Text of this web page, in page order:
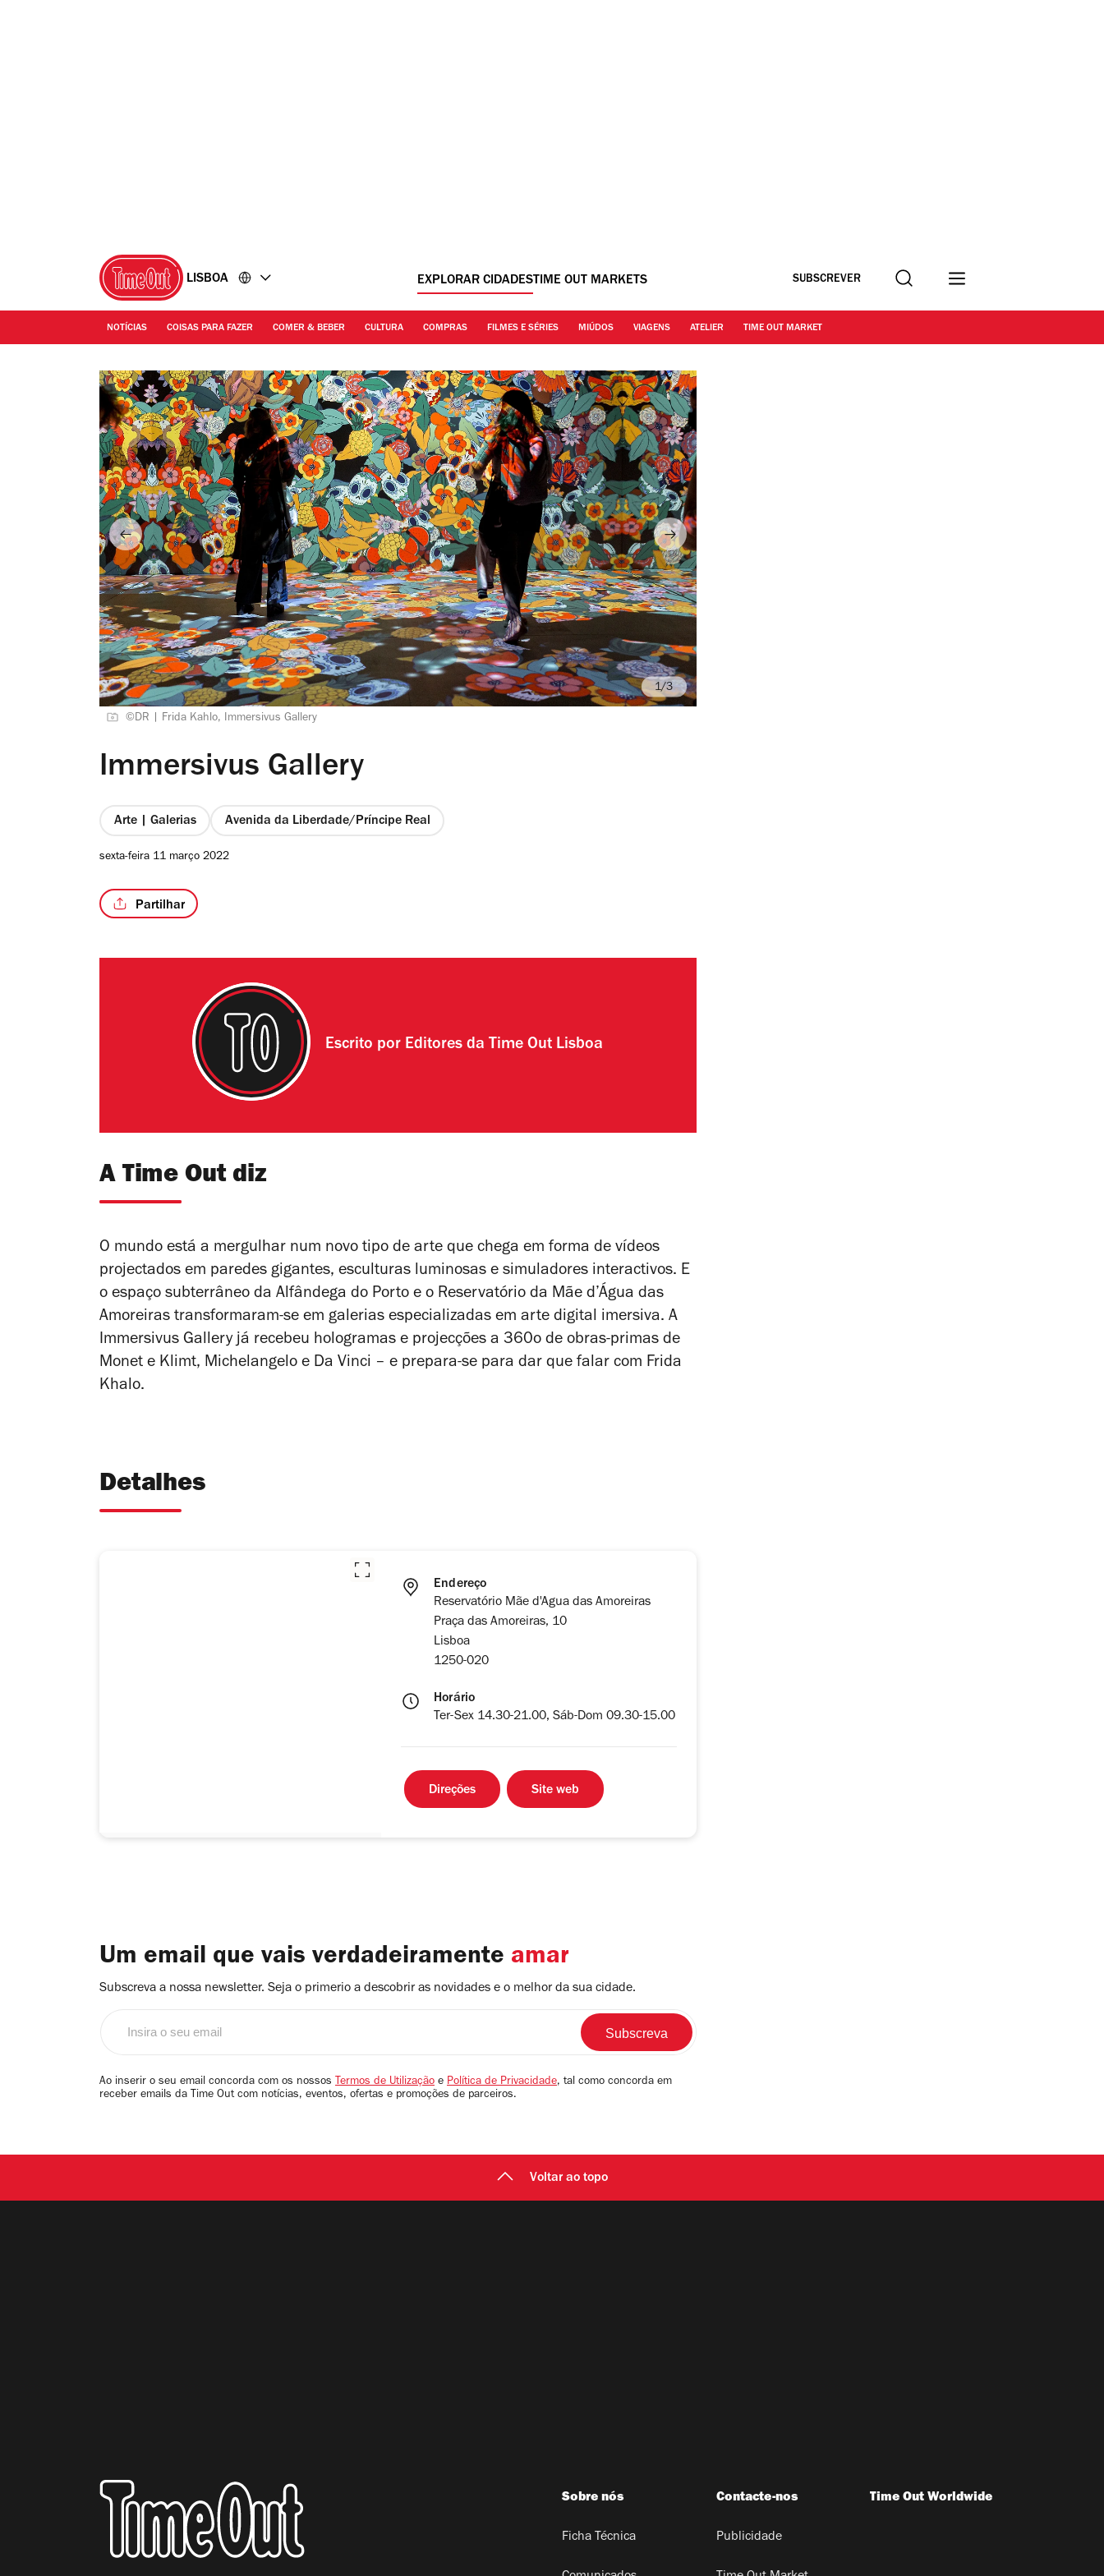
LISBOA EXPLORAR CIDADESTIME OUT MARKETS SUBSCREVER Procurar
NOTÍCIAS COISAS PARA FAZER COMER & BEBER CULTURA COMPRAS FILMES E SÉRIES MIÚDOS VIAGENS ATELIER TIME OUT MARKET
©DR | Frida Kahlo, Immersivus Gallery
/3
Immersivus Gallery
Arte | Galerias Avenida da Liberdade/Príncipe Real
sexta-feira 11 março 2022
Partilhar
Escrito por Editores da Time Out Lisboa
A Time Out diz
O mundo está a mergulhar num novo tipo de arte que chega em forma de vídeos
projectados em paredes gigantes, esculturas luminosas e simuladores interactivos. E
o espaço subterrâneo da Alfândega do Porto e o Reservatório da Mãe d’Água das
Amoreiras transformaram-se em galerias especializadas em arte digital imersiva. A
Immersivus Gallery já recebeu hologramas e projecções a 360o de obras-primas de
Monet e Klimt, Michelangelo e Da Vinci – e prepara-se para dar que falar com Frida
Khalo.
Detalhes
Endereço
Reservatório Mãe d'Agua das Amoreiras
Praça das Amoreiras, 10
Lisboa
1250-020
Horário
Ter-Sex 14.30-21.00, Sáb-Dom 09.30-15.00
Direções Site web
Um email que vais verdadeiramente amar
Subscreva a nossa newsletter. Seja o primerio a descobrir as novidades e o melhor da sua cidade.
email
Ao inserir o seu email concorda com os nossos Termos de Utilização e Política de Privacidade, tal como concorda em
receber emails da Time Out com notícias, eventos, ofertas e promoções de parceiros.
Voltar ao topo
Sobre nós
Ficha Técnica
Contacte-nos
Publicidade
Time Out Worldwide